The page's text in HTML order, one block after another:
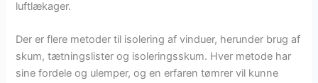
luftlækager.
Der er flere metoder til isolering af vinduer, herunder brug af
skum, tætningslister og isoleringsskum. Hver metode har
sine fordele og ulemper, og en erfaren tømrer vil kunne